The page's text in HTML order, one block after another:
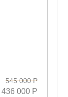
545 000 Р
436 000 Р